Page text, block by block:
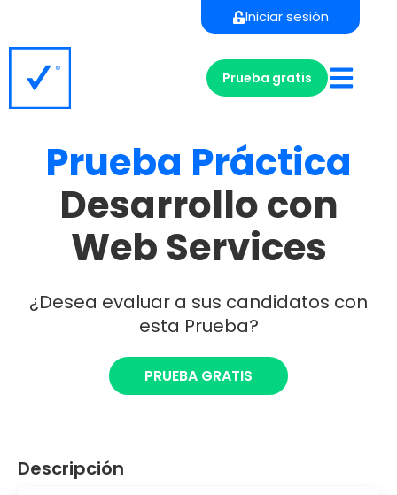
Iniciar sesión
Prueba gratis
Prueba Práctica
Desarrollo con
Web Services
¿Desea evaluar a sus candidatos con
esta Prueba?
PRUEBA GRATIS
Descripción